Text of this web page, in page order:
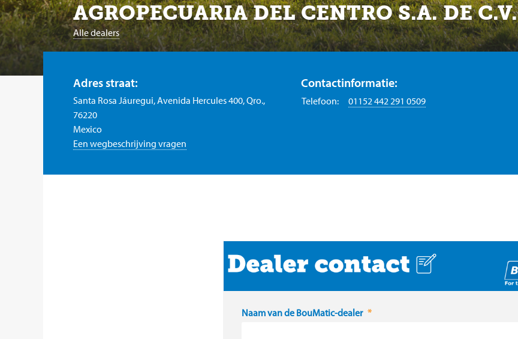
AGROPECUARIA DEL CENTRO S.A. DE C.V.
Alle dealers
Adres straat:
Santa Rosa Jáuregui, Avenida Hercules 400, Qro.,
76220
Mexico
Een wegbeschrijving vragen
Contactinformatie:
Telefoon: 01152 442 291 0509
Naam van de BouMatic-dealer